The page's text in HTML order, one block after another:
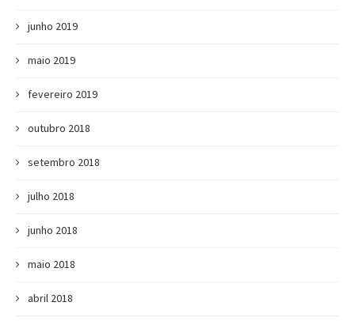
junho 2019
maio 2019
fevereiro 2019
outubro 2018
setembro 2018
julho 2018
junho 2018
maio 2018
abril 2018